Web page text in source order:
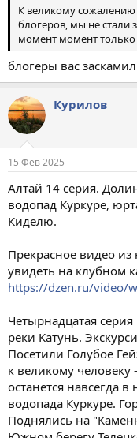
К великому сожалению
блогеров, мы не стали
момент момент только
блогеры вас
Курилов
15 Фев 2025
Алтай 14 серия.
водопад Куркуре,
Киделю.
Прекрасное видео
увидеть на клубном
https://dzen.ru/video/
Четырнадцатая
реки Катунь.
Посетили Голубое
к великому
останется навсегда
водопада Куркуре.
Поднялись на